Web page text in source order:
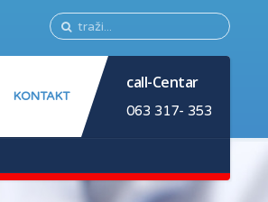
KONTAKT
call-Centar
063 317- 353